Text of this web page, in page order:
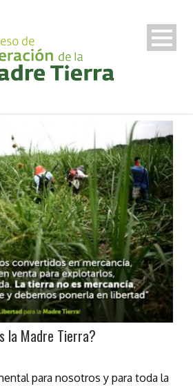
la Madre Tierra?
para nosotros y para toda la